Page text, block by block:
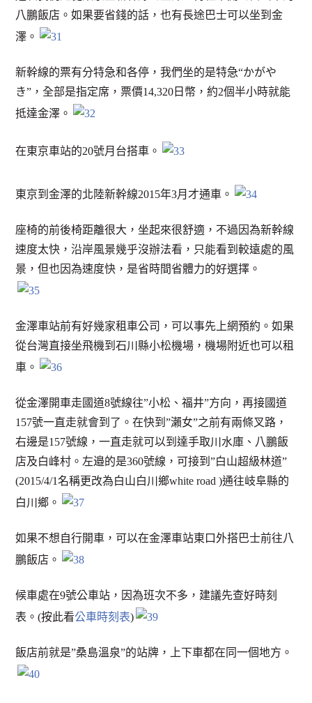
八鵬飯店。如果要省錢的話，也有長途巴士可以坐到金
澤。
新幹線的票有分特急和各停，我們坐的是特急“かがや
き”，全部是指定席，票價14,320日幣，約2個半小時就能
抵達金澤。
在東京車站的20號月台搭車。
東京到金澤的北陸新幹線2015年3月才通車。
座椅的前後椅距離很大，坐起來很舒適，不過因為新幹線
速度太快，沿岸風景幾乎沒辦法看，只能看到較遠處的風
景，但也因為速度快，是省時間省體力的好選擇。
金澤車站前有好幾家租車公司，可以事先上網預約。如果
從台灣直接坐飛機到石川縣小松機場，機場附近也可以租
車。
從金澤開車走國道8號線往”小松、福井”方向，再接國道
157號一直走就會到了。在快到”瀨女”之前有兩條叉路，
右邊是157號線，一直走就可以到達手取川水庫、八鵬飯
店及白峰村。左邉的是360號線，可接到”白山超級林道”
(2015/4/1名稱更改為白山白川鄉white road )通往岐阜縣的
白川鄉。
如果不想自行開車，可以在金澤車站東口外搭巴士前往八
鵬飯店。
候車處在9號公車站，因為班次不多，建議先查好時刻
表。(按此看公車時刻表)
飯店前就是”桑島溫泉”的站牌，上下車都在同一個地方。